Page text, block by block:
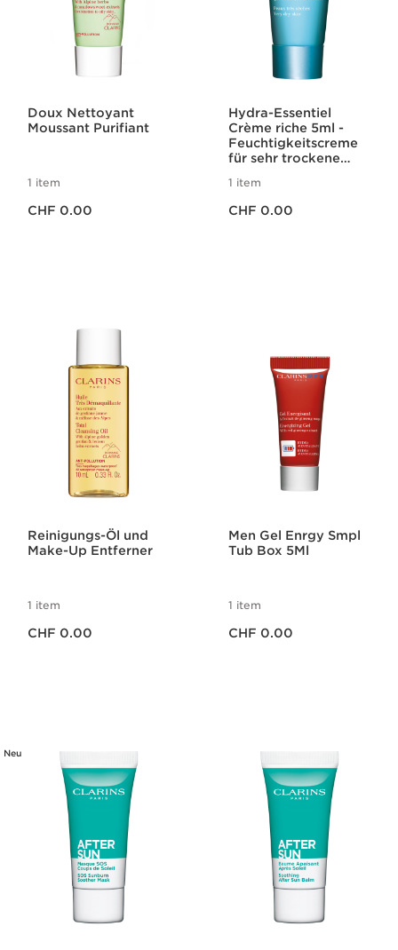
Doux Nettoyant
Moussant Purifiant
1 item
CHF 0.00
Hydra-Essentiel
Crème riche 5ml -
Feuchtigkeitscreme
für sehr trockene
1 item
CHF 0.00
Reinigungs-Öl und
Make-Up Entferner
1 item
CHF 0.00
Men Gel Enrgy Smpl
Tub Box 5Ml
1 item
CHF 0.00
Neu